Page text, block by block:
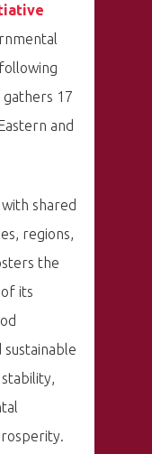
17
and
shared
regions,
the
its